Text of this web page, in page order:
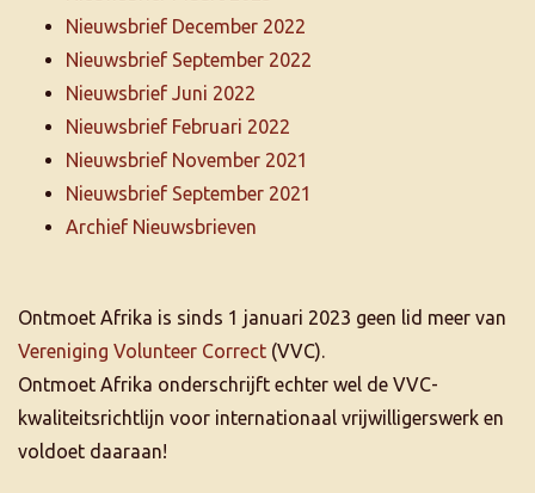
Nieuwsbrief December 2022
Nieuwsbrief September 2022
Nieuwsbrief Juni 2022
Nieuwsbrief Februari 2022
Nieuwsbrief November 2021
Nieuwsbrief September 2021
Archief Nieuwsbrieven
Ontmoet Afrika is sinds 1 januari 2023 geen lid meer van
Vereniging Volunteer Correct (VVC).
Ontmoet Afrika onderschrijft echter wel de VVC-
kwaliteitsrichtlijn voor internationaal vrijwilligerswerk en
voldoet daaraan!